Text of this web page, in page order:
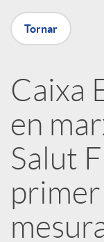
X
r
x
e
Tornar
Caixa
en
Salut